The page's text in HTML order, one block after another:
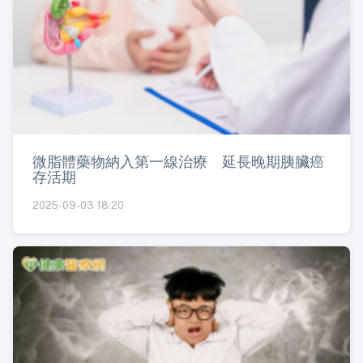
微脂體藥物納入第一線治療 延長晚期胰臟癌
存活期
2025-09-03 18:20